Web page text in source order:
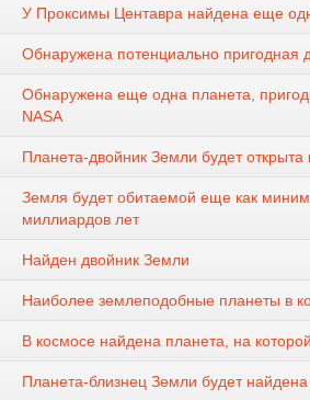
У Проксимы Центавра найдена еще
Обнаружена потенциально пригодная
Обнаружена еще одна планета,
NASA
Планета-двойник Земли будет открыта
Земля будет обитаемой еще как
миллиардов лет
Найден двойник Земли
Наиболее землеподобные планеты в
В космосе найдена планета, на
Планета-близнец Земли будет